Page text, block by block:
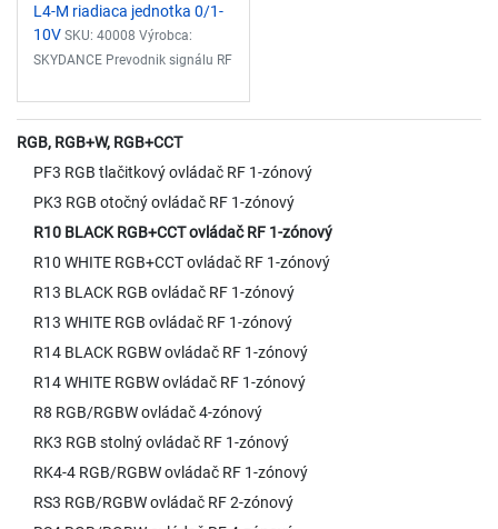
RGB, RGB+W, RGB+CCT
PF3 RGB tlačitkový ovládač RF 1-zónový
PK3 RGB otočný ovládač RF 1-zónový
R10 BLACK RGB+CCT ovládač RF 1-zónový
R10 WHITE RGB+CCT ovládač RF 1-zónový
R13 BLACK RGB ovládač RF 1-zónový
R13 WHITE RGB ovládač RF 1-zónový
R14 BLACK RGBW ovládač RF 1-zónový
R14 WHITE RGBW ovládač RF 1-zónový
R8 RGB/RGBW ovládač 4-zónový
RK3 RGB stolný ovládač RF 1-zónový
RK4-4 RGB/RGBW ovládač RF 1-zónový
RS3 RGB/RGBW ovládač RF 2-zónový
L4-M riadiaca jednotka 0/1-
10V SKU: 40008 Výrobca:
SKYDANCE Prevodnik signálu RF
2,4GHz Vstupné napätie: 85-
signal: 4CH x 0/1-10V
(10mA/CH) Výstupne napätie:
Max.